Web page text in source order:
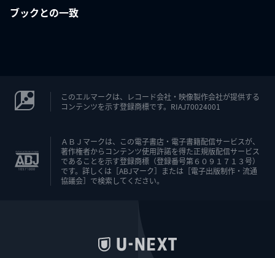
ブックとの一致
このエルマークは、レコード会社・映像製作会社が提供する
コンテンツを示す登録商標です。RIAJ70024001
ＡＢＪマークは、この電子書店・電子書籍配信サービスが、
著作権者からコンテンツ使用許諾を得た正規版配信サービス
であることを示す登録商標（登録番号第６０９１７１３号）
です。詳しくは［ABJマーク］または［電子出版制作・流通
協議会］で検索してください。